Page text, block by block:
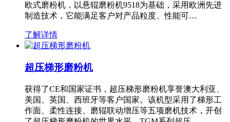
欧式磨粉机，以悬辊磨粉机9518为基础，采用欧洲先进
制造技术，它能满足客户对产品粒度、性能可…
了解详情
超压梯形磨粉机
获得了CE和国家证书，超压梯形磨粉机享誉澳大利亚、
美国、英国、西班牙等客户国家。该机型采用了梯形工
作面、柔性连接、磨辊联动增压等五项磨机技术，开创